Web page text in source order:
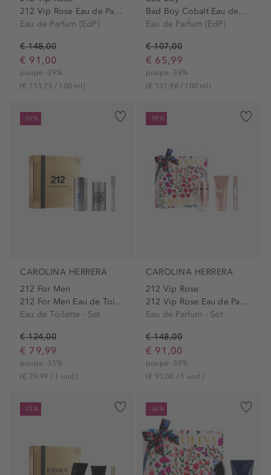
212 Vip Rose Eau de Parfum...
Eau de Parfum (EdP)
€ 148,00
€ 91,00
poupe -39%
(€ 113,75 / 100 ml)
Bad Boy Cobalt Eau de...
Eau de Parfum (EdP)
€ 107,00
€ 65,99
poupe -38%
(€ 131,98 / 100 ml)
-35%
CAROLINA HERRERA
212 For Men
212 For Men Eau de Toilette...
Eau de Toilette - Set
€ 124,00
€ 79,99
poupe -35%
(€ 79,99 / 1 und.)
-39%
CAROLINA HERRERA
212 Vip Rose
212 Vip Rose Eau de Parfum...
Eau de Parfum - Set
€ 148,00
€ 91,00
poupe -39%
(€ 91,00 / 1 und.)
-25% -36%